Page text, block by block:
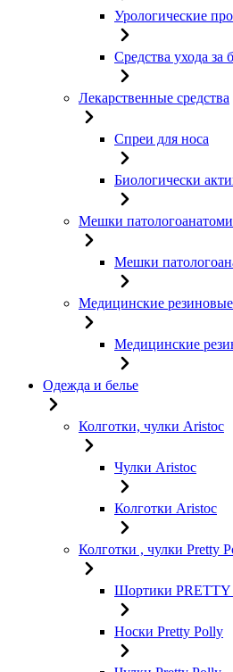
Урологические
Средства ухода за
Лекарственные средства
Спреи для носа
Биологически
Мешки
Мешки
Медицинские
Медицинские
Одежда и белье
Колготки, чулки Aristoc
Чулки Aristoc
Колготки Aristoc
Колготки , чулки Pretty
Шортики PRETTY
Носки Pretty Polly